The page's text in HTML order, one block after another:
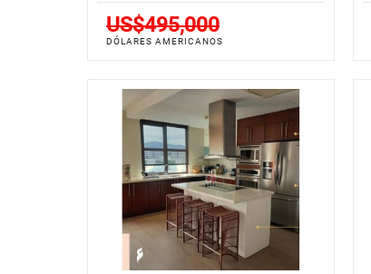
US$495,000
DÓLARES AMERICANOS